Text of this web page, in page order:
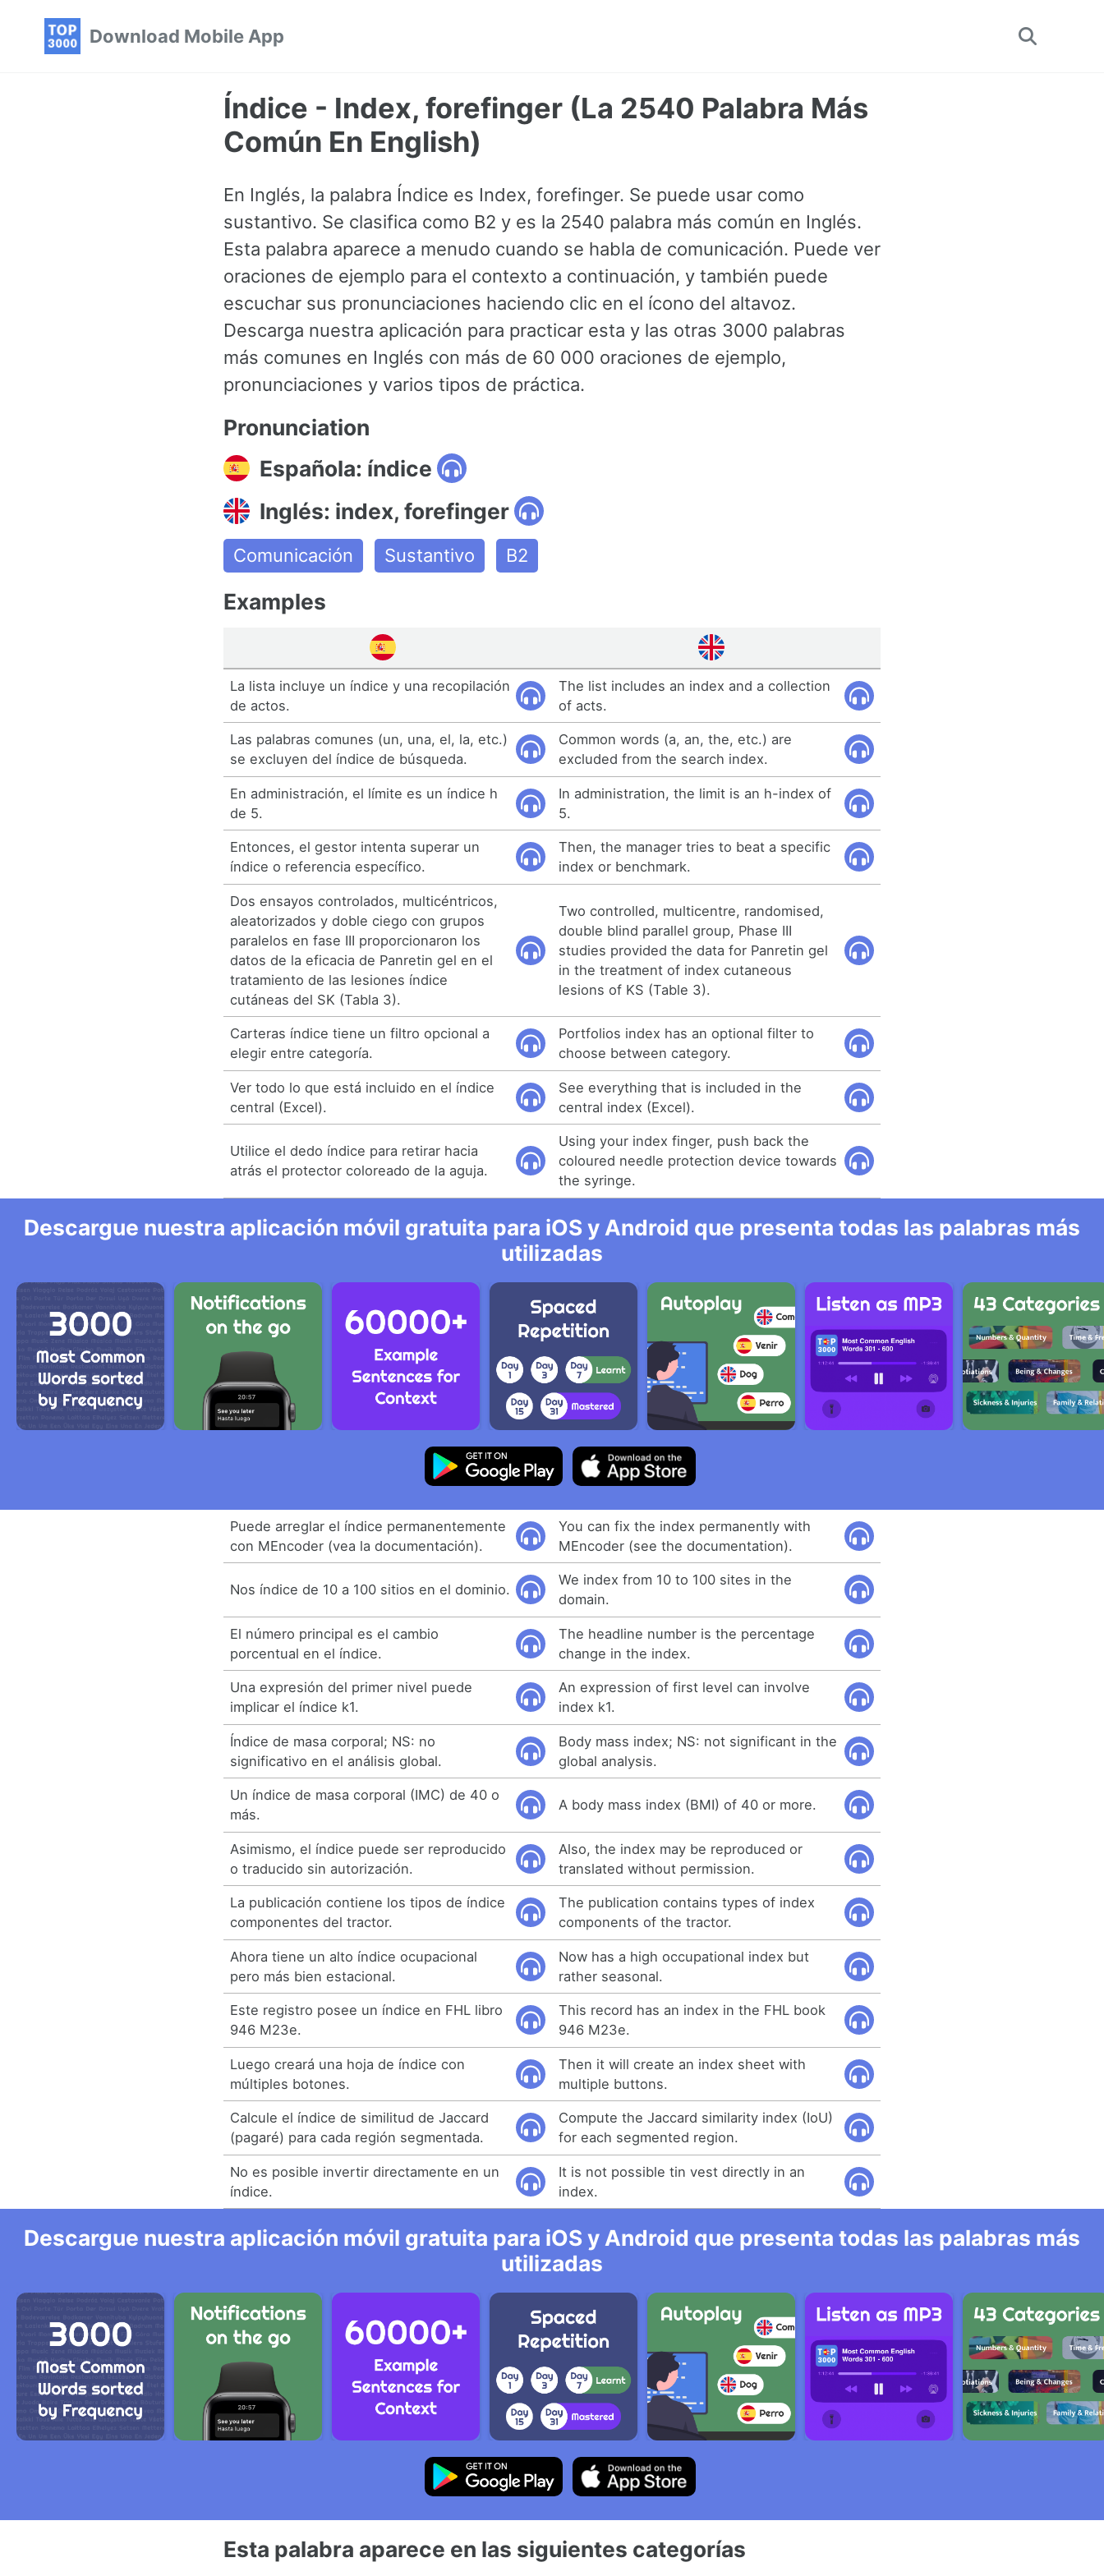
Download Mobile App
Toggle
Índice - Index, forefinger (La 2540 Palabra Más
Común En English)
En Inglés, la palabra Índice es Index, forefinger. Se puede usar como
sustantivo. Se clasifica como B2 y es la 2540 palabra más común en Inglés.
Esta palabra aparece a menudo cuando se habla de comunicación. Puede ver
oraciones de ejemplo para el contexto a continuación, y también puede
escuchar sus pronunciaciones haciendo clic en el ícono del altavoz.
Descarga nuestra aplicación para practicar esta y las otras 3000 palabras
más comunes en Inglés con más de 60 000 oraciones de ejemplo,
pronunciaciones y varios tipos de práctica.
Pronunciation
Española: índice
Inglés: index, forefinger
Comunicación Sustantivo B2
Examples
La lista incluye un índice y una recopilación
de actos.
The list includes an index and a collection
of acts.
Las palabras comunes (un, una, el, la, etc.)
se excluyen del índice de búsqueda.
Common words (a, an, the, etc.) are
excluded from the search index.
En administración, el límite es un índice h
de 5.
In administration, the limit is an h-index of
5.
Entonces, el gestor intenta superar un
índice o referencia específico.
Then, the manager tries to beat a specific
index or benchmark.
Dos ensayos controlados, multicéntricos,
aleatorizados y doble ciego con grupos
paralelos en fase III proporcionaron los
datos de la eficacia de Panretin gel en el
tratamiento de las lesiones índice
cutáneas del SK (Tabla 3).
Two controlled, multicentre, randomised,
double blind parallel group, Phase III
studies provided the data for Panretin gel
in the treatment of index cutaneous
lesions of KS (Table 3).
Carteras índice tiene un filtro opcional a
elegir entre categoría.
Portfolios index has an optional filter to
choose between category.
Ver todo lo que está incluido en el índice
central (Excel).
See everything that is included in the
central index (Excel).
Utilice el dedo índice para retirar hacia
atrás el protector coloreado de la aguja.
Using your index finger, push back the
coloured needle protection device towards
the syringe.
Descargue nuestra aplicación móvil gratuita para iOS y Android que presenta todas las palabras más
utilizadas
Puede arreglar el índice permanentemente
con MEncoder (vea la documentación).
You can fix the index permanently with
MEncoder (see the documentation).
Nos índice de 10 a 100 sitios en el dominio.
We index from 10 to 100 sites in the
domain.
El número principal es el cambio
porcentual en el índice.
The headline number is the percentage
change in the index.
Una expresión del primer nivel puede
implicar el índice k1.
An expression of first level can involve
index k1.
Índice de masa corporal; NS: no
significativo en el análisis global.
Body mass index; NS: not significant in the
global analysis.
Un índice de masa corporal (IMC) de 40 o
más.
A body mass index (BMI) of 40 or more.
Asimismo, el índice puede ser reproducido
o traducido sin autorización.
Also, the index may be reproduced or
translated without permission.
La publicación contiene los tipos de índice
componentes del tractor.
The publication contains types of index
components of the tractor.
Ahora tiene un alto índice ocupacional
pero más bien estacional.
Now has a high occupational index but
rather seasonal.
Este registro posee un índice en FHL libro
946 M23e.
This record has an index in the FHL book
946 M23e.
Luego creará una hoja de índice con
múltiples botones.
Then it will create an index sheet with
multiple buttons.
Calcule el índice de similitud de Jaccard
(pagaré) para cada región segmentada.
Compute the Jaccard similarity index (IoU)
for each segmented region.
No es posible invertir directamente en un
índice.
It is not possible tin vest directly in an
index.
Descargue nuestra aplicación móvil gratuita para iOS y Android que presenta todas las palabras más
utilizadas
Esta palabra aparece en las siguientes categorías